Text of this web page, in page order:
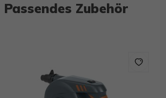
Passendes Zubehör